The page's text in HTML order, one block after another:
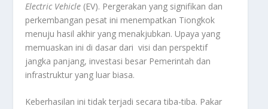
Electric Vehicle (EV). Pergerakan yang signifikan dan
perkembangan pesat ini menempatkan Tiongkok
menuju hasil akhir yang menakjubkan. Upaya yang
memuaskan ini di dasar dari visi dan perspektif
jangka panjang, investasi besar Pemerintah dan
infrastruktur yang luar biasa.
Keberhasilan ini tidak terjadi secara tiba-tiba. Pakar